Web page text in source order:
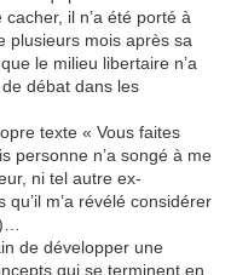
il n’a été porté à
plusieurs mois après sa
le milieu libertaire n’a
débat dans les
texte « Vous faites
personne n’a songé à me
ni tel autre ex-
m’a révélé considérer
de développer une
qui se terminent en